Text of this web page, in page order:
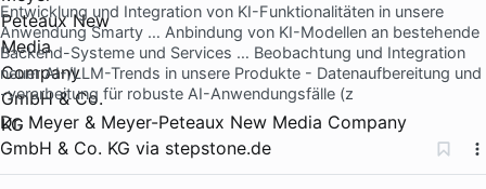
Entwicklung und Integration von KI-Funktionalitäten in unsere
Anwendung Smarty … Anbindung von KI-Modellen an bestehende
Backend-Systeme und Services … Beobachtung und Integration
neuer AI-/LLM-Trends in unsere Produkte - Datenaufbereitung und
-verarbeitung für robuste AI-Anwendungsfälle (z
Dr. Meyer & Meyer-Peteaux New Media Company
GmbH & Co. KG via stepstone.de